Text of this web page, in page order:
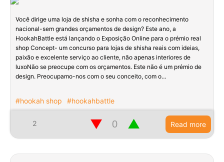
Você dirige uma loja de shisha e sonha com o reconhecimento
nacional-sem grandes orçamentos de design? Este ano, a
HookahBattle está lançando o Exposição Online para o prémio real
shop Concept- um concurso para lojas de shisha reais com ideias,
paixão e excelente serviço ao cliente, não apenas interiores de
luxoNão se preocupe com os orçamentos. Este não é um prémio de
design. Preocupamo-nos com o seu conceito, com o…
#hookah shop #hookahbattle
2 ▲
▼ Read more